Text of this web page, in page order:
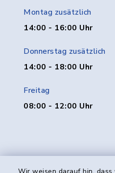
Montag zusätzlich
14:00 - 16:00 Uhr
Donnerstag zusätzlich
14:00 - 18:00 Uhr
Freitag
08:00 - 12:00 Uhr